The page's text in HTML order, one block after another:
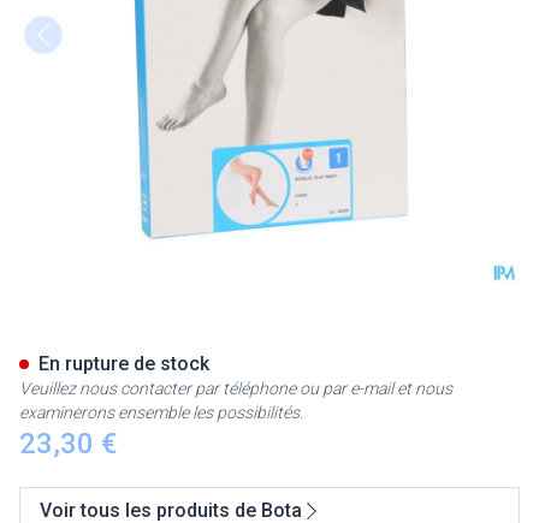
23,30 €
En rupture de stock
Veuillez nous contacter par téléphone ou par e-mail et nous
examinerons ensemble les possibilités.
Voir tous les produits de Bota